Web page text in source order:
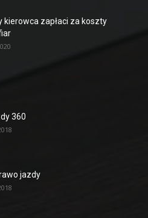
kierowca zapłaci za koszty
360
jazdy